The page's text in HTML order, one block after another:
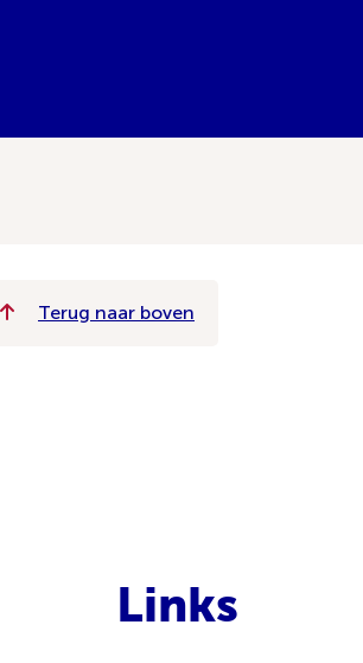
Terug naar boven
Links